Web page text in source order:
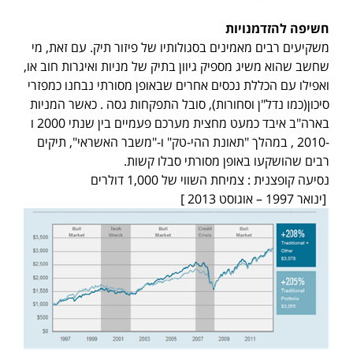
חשיפה להזדמנויות
משקיעים רבים מאמינים בסגולותיו של פיזור תיק. עם זאת, מי
שחשב שהוא משיג מספיק גיוון בתיק של מניות ואיגרות חוב או,
ואפילו עם הכללת נכסים אחרים שבאופן מסורתי נבחנו כמפזרי
סיכון(כמו נדל"ן וסחורות), סובל התפקחות גסה . כאשר המניות
בארה"ב איבד כמעט מחצית מערכם פעמיים בין שנתי 2000 ו
-2010 , במהלך "תאונת ההי-טק" ו-"משבר האשראי", תיקים
רבים שהושקעו באופן מסורתי סבלו קשות.
נסיעה קופצנית : צמיחת השווי של 1,000 דולרים
[ינואר 1997 – אוגוסט 2013 ]